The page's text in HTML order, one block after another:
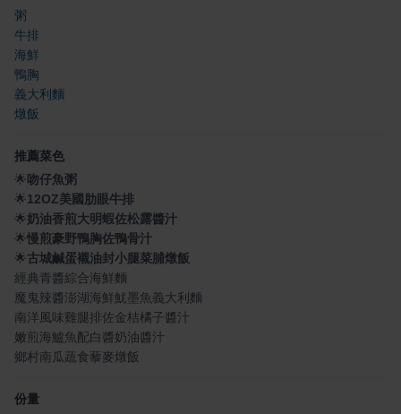
粥
牛排
海鮮
鴨胸
義大利麵
燉飯
推薦菜色
🌟吻仔魚粥
🌟12OZ美國肋眼牛排
🌟奶油香煎大明蝦佐松露醬汁
🌟慢煎豪野鴨胸佐鴨骨汁
🌟古城鹹蛋襯油封小腿菜脯燉飯
經典青醬綜合海鮮麵
魔鬼辣醬澎湖海鮮魷墨魚義大利麵
南洋風味雞腿排佐金桔橘子醬汁
嫩煎海鱸魚配白醬奶油醬汁
鄉村南瓜蔬食藜麥燉飯
份量